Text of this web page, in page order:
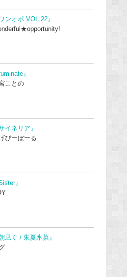
ワンオポ VOL.22』
』
ことの
イネリア』
ぴーぼーる
』
朝凪ぐ / 朱夏氷菓』